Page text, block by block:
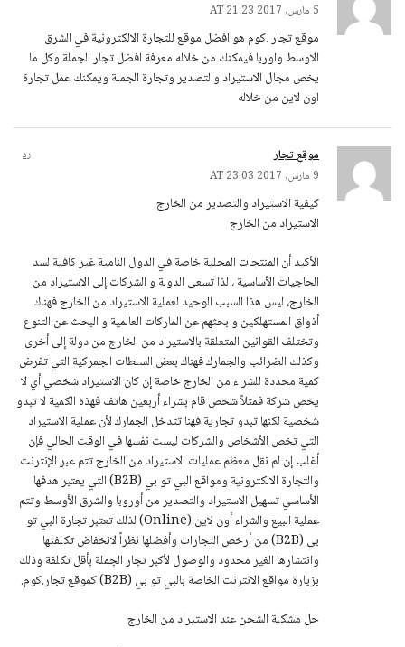
5 مارس, 2017 AT 21:23
موقع تجار .كوم هو افضل موقع للتجارة الالكترونية في الشرق
الاوسط واوربا فيمكنك من خلاله معرفة افضل تجار الجملة وكل ما
يخص مجال الاستيراد والتصدير وتجارة الجملة ويمكنك عمل تجارة
اون لاين من خلاله
موقع تجار
9 مارس, 2017 AT 23:03
رد
كيفية الاستيراد والتصدير من الخارج
الاستيراد من الخارج
الأكيد أن المنتجات المحلية خاصة في الدول النامية غير كافية لسد
الحاجيات الأساسية ، لذا تسعى الدولة و الشركات إلى الاستيراد من
الخارج، ليس هذا السبب الوحيد لعملية الاستيراد من الخارج فهناك
أذواق المستهلكين و بحثهم عن الماركات العالمية و البحث عن التنوع
وتختلف القوانين المتعلقة بالاستيراد من الخارج من دولة إلى أخرى
وكذلك الضرائب والجمارك فهناك بعض السلطات الجمركية التي تفرض
كمية محددة للشراء من الخارج خاصة إن كان الاستيراد شخصي أي لا
يخص شركة فمثلاً شخص قام بشراء أربعين هاتف فهذه الكمية لا تبدو
شخصية لكنها تبدو تجارية فهنا تتدخل الجمارك لأن عملية الاستيراد
التي تخص الأشخاص والشركات ليست نفسها في الوقت الحالي فإن
أغلب إن لم نقل معظم عمليات الاستيراد من الخارج تتم عبر الإنترنت
والتجارة الالكترونية ومواقع البي تو بي (B2B) التي يعتبر هدفها
الأساسي تسهيل الاستيراد والتصدير من أوروبا والشرق الأوسط وتتم
عملية البيع والشراء أون لاين (Online) لذلك تعتبر تجارة البي تو
بي (B2B) من أرخص التجارات وأفضلها نظراً لانخفاض تكلفتها
وانتشارها الغير محدود والوصول لأكبر تجار الجملة بأقل تكلفة وذلك
بزيارة مواقع الانترنت الخاصة بالبي تو بي (B2B) كموقع تجار.كوم.
حل مشكلة الشحن عند الاستيراد من الخارج